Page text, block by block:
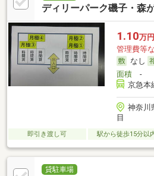
ディリーパーク磯子・森
1.10万円
管理費等
なし
面積-
京急本
神奈川
目
即引き渡し可 駅から徒歩15分以
貸駐車場